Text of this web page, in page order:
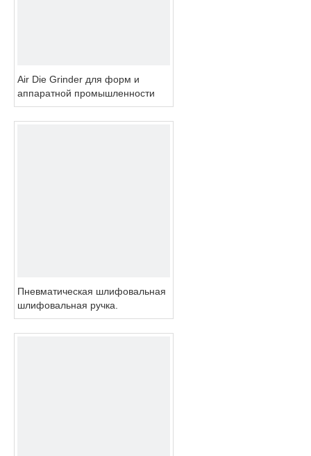
Air Die Grinder для форм и
аппаратной промышленности
Пневматическая шлифовальная
шлифовальная ручка.